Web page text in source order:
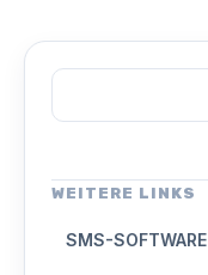
WEITERE LINKS
SMS-SOFTWARE